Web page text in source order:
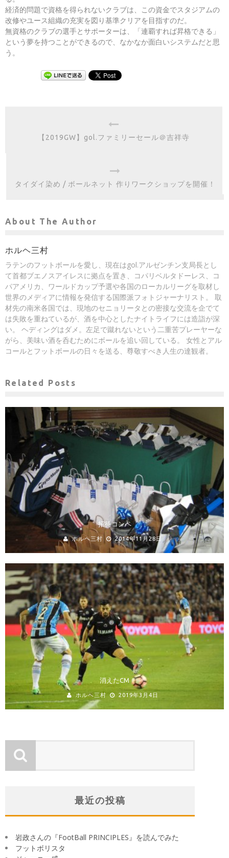
経済的問題で資格を得られないクラブは、この資金でスタジアムの
改修やユース組織の充実を図り基準クリアを目指すのだ。
無資格のクラブの選手とサポーターは、「連覇すれば昇格できる」
という夢を持つことができるので、なかなか面白いシステムだと思
う。
【2019GW】gol.ファミリーセール＠吉祥寺
タイダイ染め / ボールネット 作りワークショップを開催！
About The Author
ホルヘ三村
ラテンのフットボールを愛し、現在はgol.アルゼンチン支局長とし
て首都ブエノスアイレスに拠点を置き、コパリベルタドーレス、コ
パアメリカ、ワールドカップ予選や各国のローカルリーグを取材し
世界のメディアに情報を発信する国際派フォトジャーナリスト。 取
材先の南米各国では、現地のセニョリータとの密接な交流を企でて
は失敗を重ねているが、酒を中心としたナイトライフには造詣が深
い。 ヘディングはダメ。左足で蹴れないという二重苦プレーヤーな
がら、美味い酒を呑むためにボールを追い回している。 女性とアル
コールとフットボールの日々を送る、尊敬すべき人生の達観者。
Related Posts
招待コンペ
ホルヘ三村 2014年11月28日
消えたCM
ホルヘ三村 2019年3月4日
最近の投稿
岩政さんの『FootBall PRINCIPLES』を読んでみた
フットボリスタ